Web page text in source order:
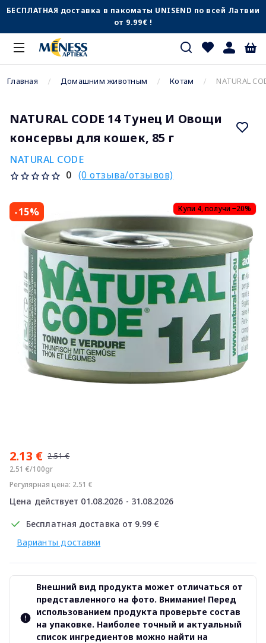
БЕСПЛАТНАЯ доставка в пакоматы UNISEND по всей Латвии
от 9.99€ !
Главная Домашним животным Котам NATURAL
NATURAL CODE 14 Тунец И Овощи
консервы для кошек, 85 г
NATURAL CODE
0 (0 отзыва/отзывов)
-15% Купи 4, получи −20%
2.13 € 2.51 €
2.51 €/100gr
Регулярная цена: 2.51 €
Цена действует 01.08.2026 - 31.08.2026
Бесплатная доставка от 9.99 €
Варианты доставки
Внешний вид продукта может отличаться от
представленного на фото. Внимание! Перед
использованием продукта проверьте состав
на упаковке. Наиболее точный и актуальный
список ингредиентов можно найти на